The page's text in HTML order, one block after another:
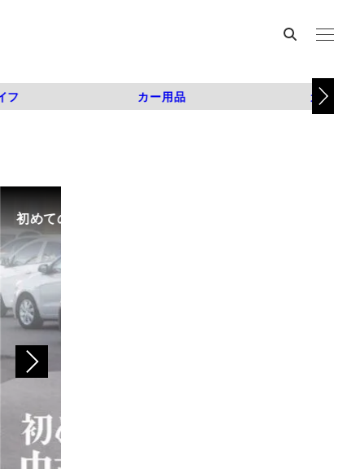
フ カー用品 カスタム
初めての中古車選び、購入時の流れや必要な書類などに